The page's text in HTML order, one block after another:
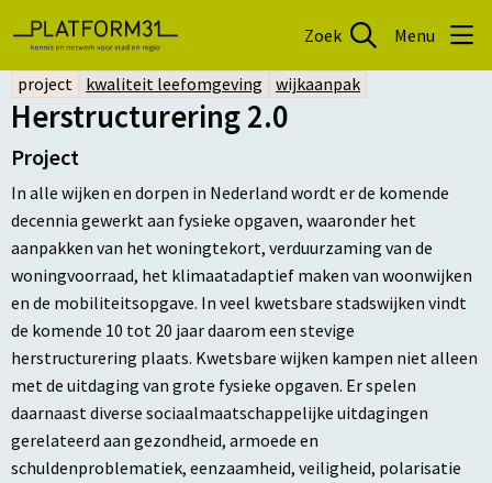
Zoek Menu
project kwaliteit leefomgeving wijkaanpak
Herstructurering 2.0
Project
In alle wijken en dorpen in Nederland wordt er de komende
decennia gewerkt aan fysieke opgaven, waaronder het
aanpakken van het woningtekort, verduurzaming van de
woningvoorraad, het klimaatadaptief maken van woonwijken
en de mobiliteitsopgave. In veel kwetsbare stadswijken vindt
de komende 10 tot 20 jaar daarom een stevige
herstructurering plaats. Kwetsbare wijken kampen niet alleen
met de uitdaging van grote fysieke opgaven. Er spelen
daarnaast diverse sociaalmaatschappelijke uitdagingen
gerelateerd aan gezondheid, armoede en
schuldenproblematiek, eenzaamheid, veiligheid, polarisatie